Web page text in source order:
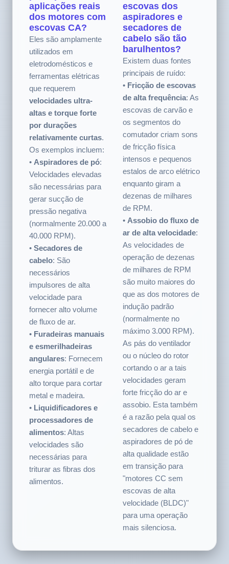
3. Quais são as
principais
aplicações reais
dos motores com
escovas CA?
Eles são amplamente
utilizados em
eletrodomésticos e
ferramentas elétricas
que requerem
velocidades ultra-
altas e torque forte
por durações
relativamente curtas
Os exemplos incluem:
•Aspiradores de pó:
Velocidades elevadas
são necessárias para
gerar sucção de
pressão negativa
(normalmente 20.000 a
40.000 RPM).
•Secadores de
cabelo: São
necessários
impulsores de alta
velocidade para
fornecer alto volume
de fluxo de ar.
•Furadeiras manuais
e esmerilhadeiras
angulares : Fornecem
energia portátil e de
alto torque para cortar
metal e madeira.
•Liquidificadores e
processadores de
alimentos: Altas
velocidades são
necessárias para
4. Por que os
motores com
escovas dos
aspiradores e
secadores de
cabelo são tão
barulhentos?
Existem duas fontes
principais de ruído:
•Fricção de escovas
de alta frequência
escovas de carvão e
os segmentos do
comutador criam sons
de fricção física
intensos e pequenos
estalos de arco elétrico
enquanto giram a
dezenas de milhares
de RPM.
•Assobio do fluxo de
ar de alta velocidade
As velocidades de
operação de dezenas
de milhares de RPM
são muito maiores do
que as dos motores de
indução padrão
(normalmente no
máximo 3.000 RPM).
As pás do ventilador
ou o núcleo do rotor
cortando o ar a tais
velocidades geram
forte fricção do ar e
assobio. Esta também
é a razão pela qual os
secadores de cabelo e
aspiradores de pó de
alta qualidade estão
em transição para
"motores CC sem
escovas de alta
velocidade (BLDC)"
mais silenciosa.